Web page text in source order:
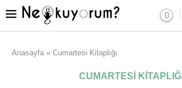
Anasayfa » Cumartesi Kitaplığı
CUMARTESI KITAPLIĞI